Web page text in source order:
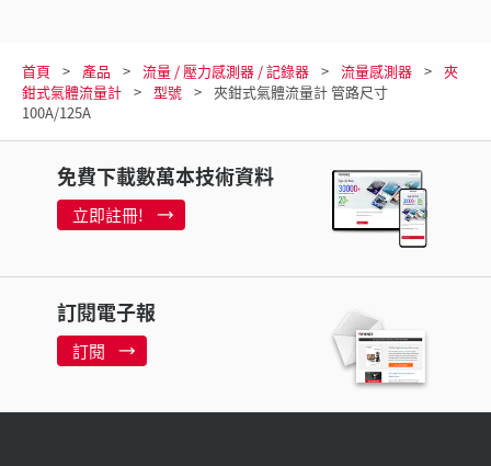
首頁 產品 流量 / 壓力感測器 / 記錄器 流量感測器
夾
鉗式氣體流量計
型號
夾鉗式氣體流量計 管路尺寸
100A/125A
免費下載數萬本技術資料
立即註冊!
訂閱電子報
訂閱